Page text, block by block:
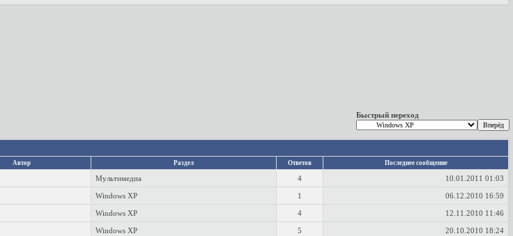
Быстрый переход
Автор Раздел Ответов Последнее сообщение
Мультимедиа 4 10.01.2011 01:03
Windows XP 1 06.12.2010 16:59
Windows XP 4 12.11.2010 11:46
Windows XP 5 20.10.2010 18:24